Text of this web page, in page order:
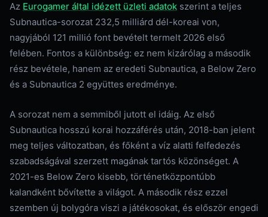
Az Eurogamer által idézett üzleti adatok szerint a teljes
Subnautica-sorozat 232,5 milliárd dél-koreai von,
nagyjából 121 millió font bevételt termelt 2026 első
felében. Fontos a különbség: ez nem kizárólag a második
rész bevétele, hanem az eredeti Subnautica, a Below Zero
és a Subnautica 2 együttes eredménye.
A sorozat nem a semmiből jutott el idáig. Az első
Subnautica hosszú korai hozzáférés után, 2018-ban jelent
meg teljes változatban, és főként a víz alatti felfedezés
szabadságával szerzett magának tartós közönséget. A
2021-es Below Zero kisebb, történetközpontúbb
kalandként bővítette a világot. A második rész ezzel
szemben új bolygóra viszi a játékosokat, és először engedi